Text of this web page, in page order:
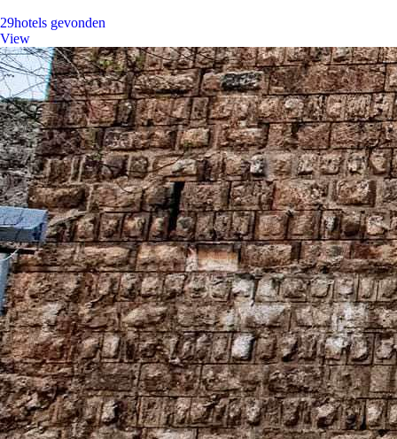
29hotels gevonden
View